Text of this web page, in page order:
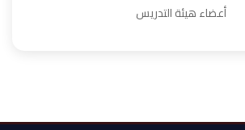
أعضاء هيئة التدريس